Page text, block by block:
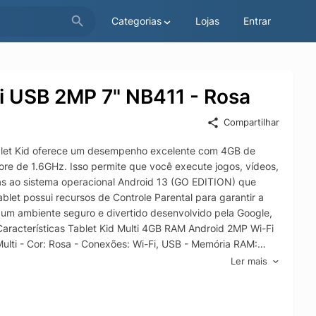
Categorias Lojas Entrar
2MP 7" NB411 - Rosa
Compartilhar
Kid oferece um desempenho excelente com 4GB de
de 1.6GHz. Isso permite que você execute jogos, vídeos,
sistema operacional Android 13 (GO EDITION) que
possui recursos de Controle Parental para garantir a
ambiente seguro e divertido desenvolvido pela Google,
Tablet Kid Multi 4GB RAM Android 2MP Wi-Fi
- Cor: Rosa - Conexões: Wi-Fi, USB - Memória RAM:
Câmera frontal: 2MP - Sistema operacional: Android -
Ler mais